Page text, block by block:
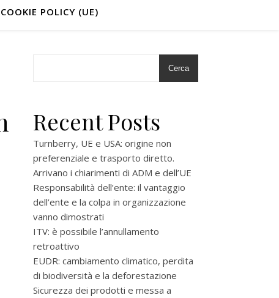
COOKIE POLICY (UE)
Cerca
Recent Posts
Turnberry, UE e USA: origine non
preferenziale e trasporto diretto.
Arrivano i chiarimenti di ADM e dell’UE
Responsabilità dell’ente: il vantaggio
dell’ente e la colpa in organizzazione
vanno dimostrati
ITV: è possibile l’annullamento
retroattivo
EUDR: cambiamento climatico, perdita
di biodiversità e la deforestazione
Sicurezza dei prodotti e messa a